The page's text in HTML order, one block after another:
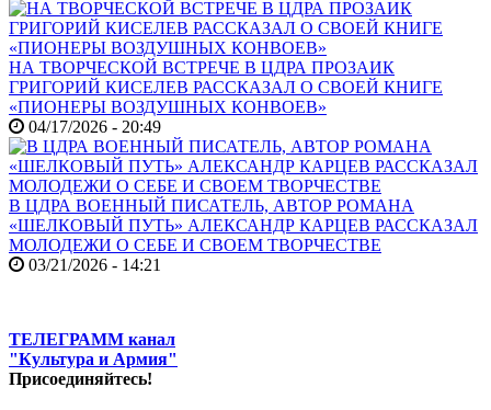
НА ТВОРЧЕСКОЙ ВСТРЕЧЕ В ЦДРА ПРОЗАИК
ГРИГОРИЙ КИСЕЛЕВ РАССКАЗАЛ О СВОЕЙ КНИГЕ
«ПИОНЕРЫ ВОЗДУШНЫХ КОНВОЕВ»
04/17/2026 - 20:49
В ЦДРА ВОЕННЫЙ ПИСАТЕЛЬ, АВТОР РОМАНА
«ШЕЛКОВЫЙ ПУТЬ» АЛЕКСАНДР КАРЦЕВ РАССКАЗАЛ
МОЛОДЕЖИ О СЕБЕ И СВОЕМ ТВОРЧЕСТВЕ
03/21/2026 - 14:21
ТЕЛЕГРАММ канал
"Культура и Армия"
Присоединяйтесь!